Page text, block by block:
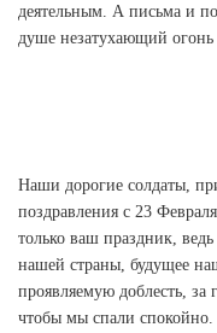
деятельным. А письма и
душе незатухающий огонь
Наши дорогие солдаты,
поздравления с 23
только ваш праздник,
нашей страны, будущее
проявляемую доблесть, за
чтобы мы спали